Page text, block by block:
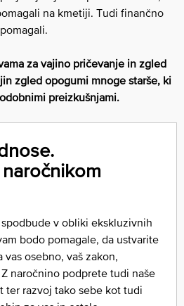
na kmetiji. Tudi finančno
za vajino pričevanje in zgled
zgled opogumi mnoge starše, ki
preizkušnjami.
v obliki ekskluzivnih
bodo pomagale, da ustvarite
osebno, vaš zakon,
naročnino podprete tudi naše
ter razvoj tako sebe kot tudi